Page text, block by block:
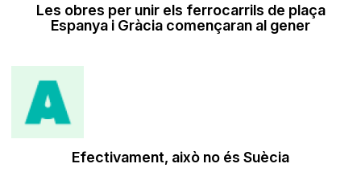
Les obres per unir els ferrocarrils de plaça
Espanya i Gràcia començaran al gener
Efectivament, això no és Suècia